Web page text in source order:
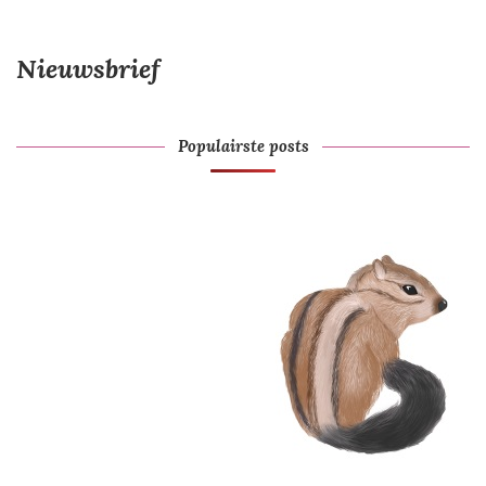
Nieuwsbrief
Populairste posts